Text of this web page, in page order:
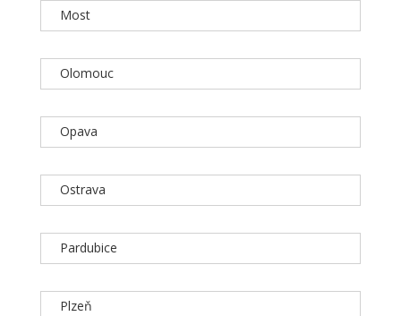
Most
Olomouc
Opava
Ostrava
Pardubice
Plzeň